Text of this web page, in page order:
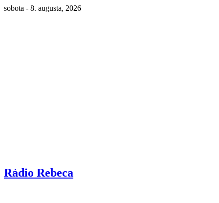
sobota - 8. augusta, 2026
Rádio Rebeca